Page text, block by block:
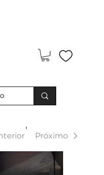
Próximo